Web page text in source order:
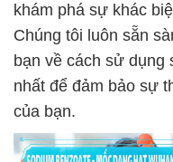
khám phá sự khác
Chúng tôi luôn sẵn
bạn về cách sử dụng
nhất để đảm bảo sự
của bạn.